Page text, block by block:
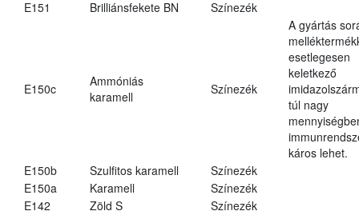
E151
Brilliánsfekete BN Színezék
E150c
Ammóniás
karamell
Színezék
A gyártás
esetlegesen
keletkező
túl nagy
káros lehet.
E150b
Szulfitos karamell
Színezék
E150a
Karamell
Színezék
E142
Zöld S Színezék